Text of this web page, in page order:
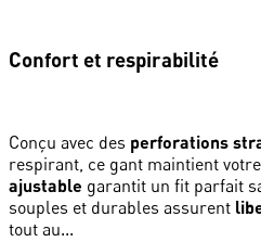
Confort et respirabilité
Conçu avec des perforations
respirant, ce gant maintient
ajustable garantit un fit parfait
souples et durables assurent
tout au...